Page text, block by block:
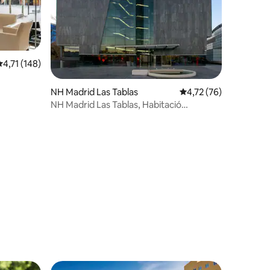
de puntuació mitjana d'un total de 5; 148 avaluacions
4,71 (148)
NH Madrid Las Tablas
4,72 de puntuació
4,72 (76)
NH Madrid Las Tablas, Habitació